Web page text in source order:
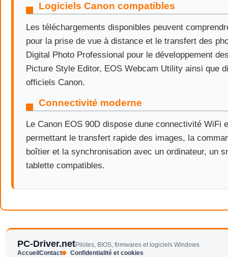
Logiciels Canon compatibles
Les téléchargements disponibles peuvent
pour la prise de vue à distance et le transfert des
Digital Photo Professional pour le développement
Picture Style Editor, EOS Webcam Utility ainsi que
officiels Canon.
Connectivité moderne
Le Canon EOS 90D dispose dune connectivité WiFi
permettant le transfert rapide des images, la
boîtier et la synchronisation avec un ordinateur, un
tablette compatibles.
PC-Driver.netPilotes, BIOS, firmwares et logiciels Windows
Accueil Contact Confidentialité et cookies